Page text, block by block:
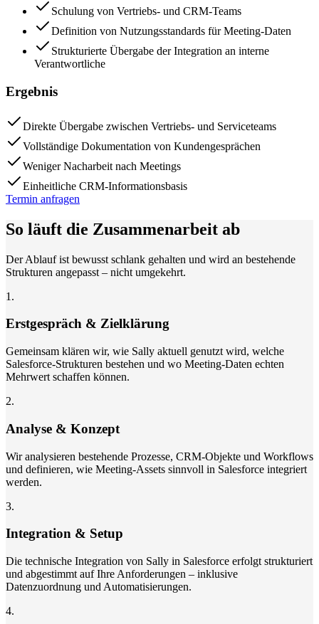
Schulung von Vertriebs- und CRM-Teams
Definition von Nutzungsstandards für Meeting-Daten
Strukturierte Übergabe der Integration an interne
Verantwortliche
Ergebnis
Direkte Übergabe zwischen Vertriebs- und Serviceteams
Vollständige Dokumentation von Kundengesprächen
Weniger Nacharbeit nach Meetings
Einheitliche CRM-Informationsbasis
Termin anfragen
So läuft die Zusammenarbeit ab
Der Ablauf ist bewusst schlank gehalten und wird an bestehende
Strukturen angepasst – nicht umgekehrt.
1 .
Erstgespräch & Zielklärung
Gemeinsam klären wir, wie Sally aktuell genutzt wird, welche
Salesforce-Strukturen bestehen und wo Meeting-Daten echten
Mehrwert schaffen können.
2.
Analyse & Konzept
Wir analysieren bestehende Prozesse, CRM-Objekte und Workflows
und definieren, wie Meeting-Assets sinnvoll in Salesforce integriert
werden.
3.
Integration & Setup
Die technische Integration von Sally in Salesforce erfolgt strukturiert
und abgestimmt auf Ihre Anforderungen – inklusive
Datenzuordnung und Automatisierungen.
4.